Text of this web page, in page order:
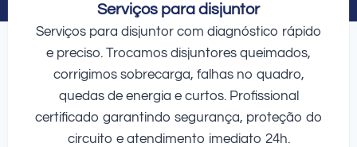
Serviços para disjuntor
Serviços para disjuntor com diagnóstico rápido
e preciso. Trocamos disjuntores queimados,
corrigimos sobrecarga, falhas no quadro,
quedas de energia e curtos. Profissional
certificado garantindo segurança, proteção do
circuito e atendimento imediato 24h.